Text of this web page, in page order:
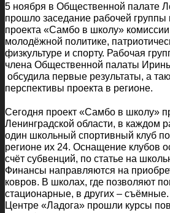
5 ноября в Общественной палате
прошло заседание рабочей группы
проекта «Самбо в школу»
молодёжной политике,
физкультуре и спорту. Рабочая
члена Общественной палаты
обсудила первые результаты, а
перспективы проекта в регионе.
Сегодня проект «Самбо в школу»
Ленинградской области, в каждом
один школьный спортивный клуб
регионе их 24. Оснащение клубов
счёт субвенций, по статье на
Финансы направляются на
ковров. В школах, где позволяют
стационарные, в других –
Центре «Ладога» прошли курсы